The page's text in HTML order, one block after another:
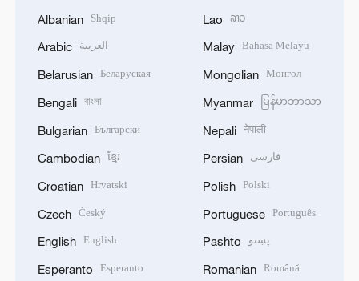
Albanian Shqip
Arabic العربية
Belarusian Беларуская
Bengali বাংলা
Bulgarian Български
Cambodian ខ្មែរ
Croatian Hrvatski
Czech Český
English English
Esperanto Esperanto
Lao ລາວ
Malay Bahasa Melayu
Mongolian Монгол
Myanmar မြန်မာဘာသာ
Nepali नेपाली
Persian فارسی
Polish Polski
Portuguese Português
Pashto پښتو
Romanian Română